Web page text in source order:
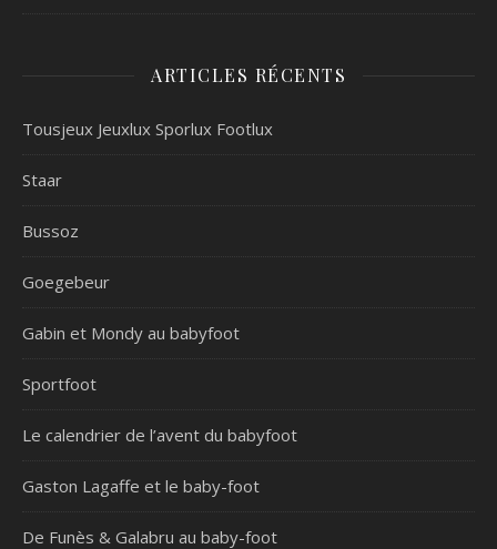
ARTICLES RÉCENTS
Tousjeux Jeuxlux Sporlux Footlux
Staar
Bussoz
Goegebeur
Gabin et Mondy au babyfoot
Sportfoot
Le calendrier de l’avent du babyfoot
Gaston Lagaffe et le baby-foot
De Funès & Galabru au baby-foot